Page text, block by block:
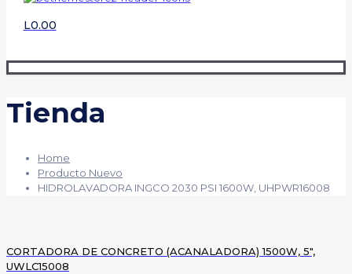
L0.00
Tienda
Home
Producto Nuevo
HIDROLAVADORA INGCO 2030 PSI 1600W, UHPWR16008
CORTADORA DE CONCRETO (ACANALADORA) 1500W, 5″,
UWLC15008